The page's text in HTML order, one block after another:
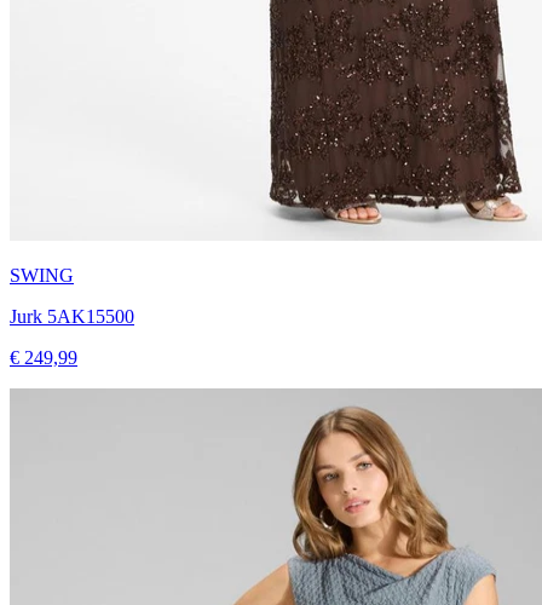
SWING
Jurk 5AK15500
€ 249,99